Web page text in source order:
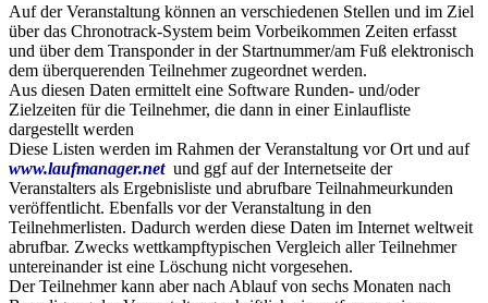
Auf der Veranstaltung können an verschiedenen Stellen und im Ziel
über das Chronotrack-System beim Vorbeikommen Zeiten erfasst
und über dem Transponder in der Startnummer/am Fuß elektronisch
dem überquerenden Teilnehmer zugeordnet werden.
Aus diesen Daten ermittelt eine Software Runden- und/oder
Zielzeiten für die Teilnehmer, die dann in einer Einlaufliste
dargestellt werden
Diese Listen werden im Rahmen der Veranstaltung vor Ort und auf
www.laufmanager.netund ggf auf der Internetseite der
Veranstalters als Ergebnisliste und abrufbare Teilnahmeurkunden
veröffentlicht. Ebenfalls vor der Veranstaltung in den
Teilnehmerlisten. Dadurch werden diese Daten im Internet weltweit
abrufbar. Zwecks wettkampftypischen Vergleich aller Teilnehmer
untereinander ist eine Löschung nicht vorgesehen.
Der Teilnehmer kann aber nach Ablauf von sechs Monaten nach